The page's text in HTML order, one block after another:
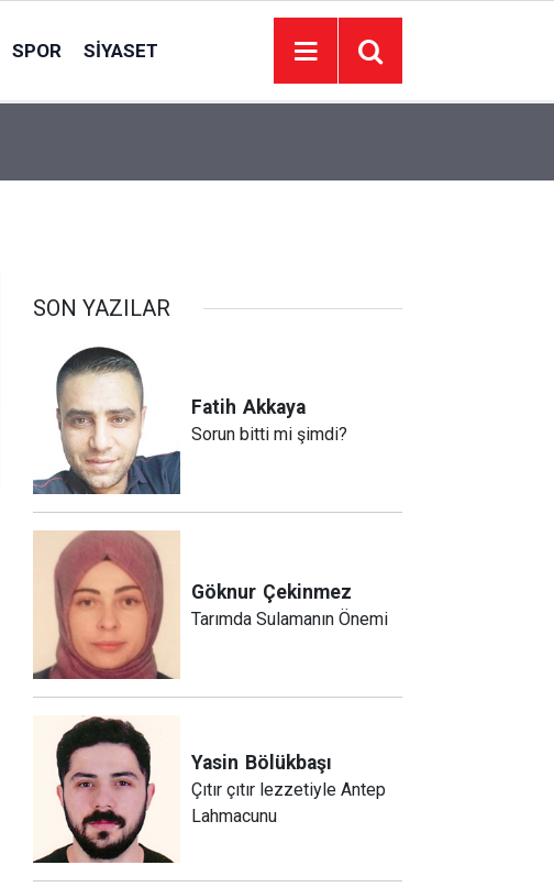
SPOR SIYASET
SON YAZILAR
Fatih Akkaya
Sorun bitti mi şimdi?
Göknur Çekinmez
Tarımda Sulamanın Önemi
Yasin Bölükbaşı
Çıtır çıtır lezzetiyle Antep
Lahmacunu